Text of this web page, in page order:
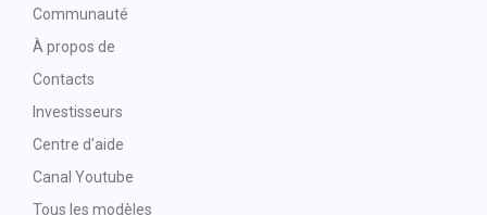
Communauté
À propos de
Contacts
Investisseurs
Centre d'aide
Canal Youtube
Tous les modèles